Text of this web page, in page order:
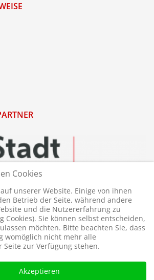
Cookies
unserer Website. Einige von ihnen
Betrieb der Seite, während andere
und die Nutzererfahrung zu
Cookies). Sie können selbst entscheiden,
möchten. Bitte beachten Sie, dass
womöglich nicht mehr alle
Seite zur Verfügung stehen.
Akzeptieren